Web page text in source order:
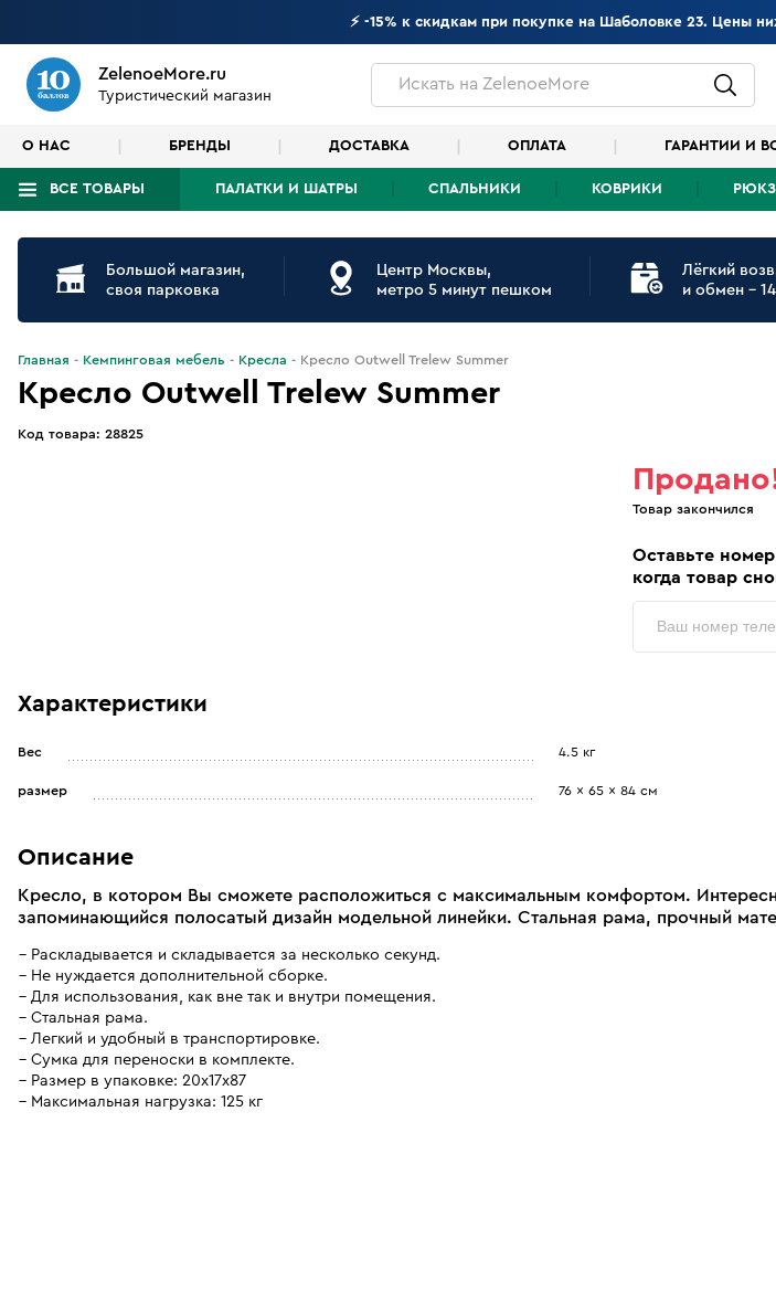
⚡ -15% к скидкам при покупке на Шаболовке 23. Цены
ZelenoeMore.ru
Туристический магазин
Искатьна ZelenoeMore
О НАС БРЕНДЫ ДОСТАВКА ОПЛАТА ГАРАНТИИ И
ВСЕ ТОВАРЫ ПАЛАТКИ И ШАТРЫ СПАЛЬНИКИ КОВРИКИ
Что будем искать?
Большой магазин,
своя парковка
Центр Москвы,
метро 5 минут пешком
Лёгкий
и обмен -
Главная Кемпинговая мебель Кресла Кресло Outwell Trelew Summer
Кресло Outwell Trelew Summer
Код товара: 28825
Товар закончился
Оставьте
когда товар
Характеристики
Вес 4.5 кг
размер 76 x 65 x 84 см
Описание
Кресло, в котором Вы сможете расположиться с максимальным комфортом.
запоминающийся полосатый дизайн модельной линейки. Стальная рама, прочный
Раскладывается и складывается за несколько секунд.
Не нуждается дополнительной сборке.
Для использования, как вне так и внутри помещения.
Стальная рама.
Легкий и удобный в транспортировке.
Сумка для переноски в комплекте.
Размер в упаковке: 20х17х87
Максимальная нагрузка: 125 кг